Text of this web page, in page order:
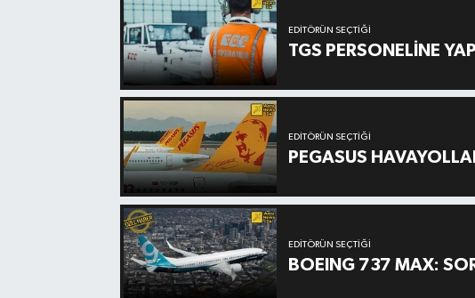
EDITÖRÜN SEÇTIĞI
TGS PERSONELİNE
EDITÖRÜN SEÇTIĞI
PEGASUS
EDITÖRÜN SEÇTIĞI
BOEING 737 MAX: